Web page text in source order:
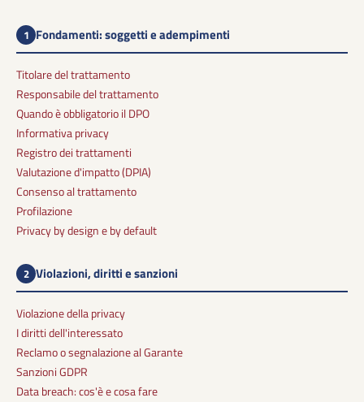
1 Fondamenti: soggetti e adempimenti
Titolare del trattamento
Responsabile del trattamento
Quando è obbligatorio il DPO
Informativa privacy
Registro dei trattamenti
Valutazione d'impatto (DPIA)
Consenso al trattamento
Profilazione
Privacy by design e by default
2 Violazioni, diritti e sanzioni
Violazione della privacy
I diritti dell'interessato
Reclamo o segnalazione al Garante
Sanzioni GDPR
Data breach: cos'è e cosa fare